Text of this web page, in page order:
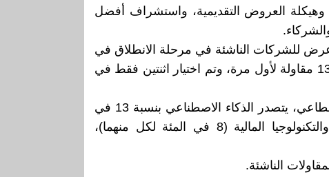
وهيكلة العروض التقديمية، واستشراف أفضل
للشركات الناشئة في مرحلة الانطلاق في
إفريقيا، مع الحصول على جائزة مرموقة، مشيرة إلى أنه من بين 200 مقاولة ناشئة منتقاة، تشارك 130 مقاولة لأول مرة، وتم اختيار اثنتين فقط في
وأشادت الوزيرة بوجود 34 مقاولة ناشئة أسستها نساء ضمن القائمة، مبرزة أنه من حيث التقسيم القطاعي، يتصدر الذكاء الاصطناعي بنسبة 13 في
المائة المشاريع المنتقاة، ثم تكنولوجيا اللوجستيك والتنقل (11 في المئة)، والتكنولوجيا التعليمية والتكنولوجيا المالية (8 في المئة لكل منهما)،
الناشئة.